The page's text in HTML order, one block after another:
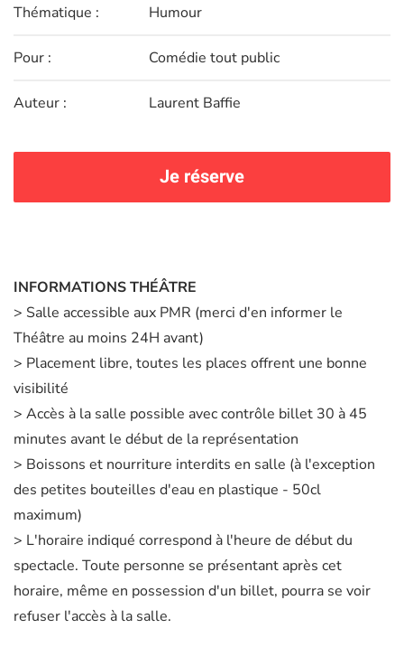
Thématique : Humour
Pour : Comédie tout public
Auteur : Laurent Baffie
Je réserve
INFORMATIONS THÉÂTRE
> Salle accessible aux PMR (merci d'en informer le
Théâtre au moins 24H avant)
> Placement libre, toutes les places offrent une bonne
visibilité
> Accès à la salle possible avec contrôle billet 30 à 45
minutes avant le début de la représentation
> Boissons et nourriture interdits en salle (à l'exception
des petites bouteilles d'eau en plastique - 50cl
maximum)
> L'horaire indiqué correspond à l'heure de début du
spectacle. Toute personne se présentant après cet
horaire, même en possession d'un billet, pourra se voir
refuser l'accès à la salle.